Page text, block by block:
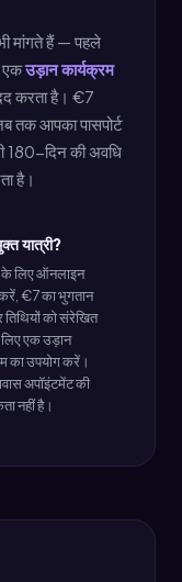
मांगते हैं — पहले
एकउड़ान कार्यक्रम
करता है। €7
तक आपका पासपोर्ट
180-दिन की अवधि
है।
यात्री?
लिए ऑनलाइन
€7 का भुगतान
को संरेखित
एक उड़ान
का उपयोग करें।
अपॉइंटमेंट की
नहीं है।